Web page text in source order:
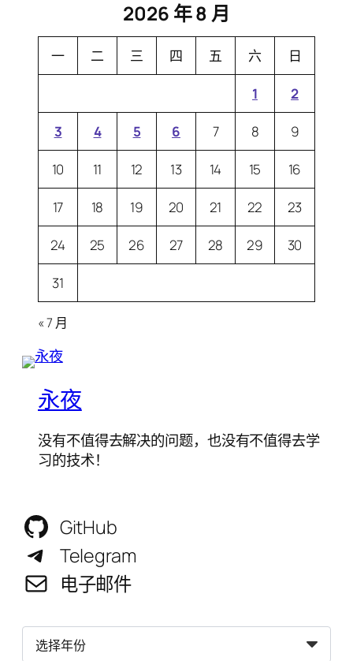
2026 年 8 月
一 二 三 四 五 六 日
1 2
3 4 5 6 7 8 9
10 11 12 13 14 15 16
17 18 19 20 21 22 23
24 25 26 27 28 29 30
31
« 7 月
永夜
没有不值得去解决的问题，也没有不值得去学
习的技术！
GitHub
Telegram
电子邮件
归